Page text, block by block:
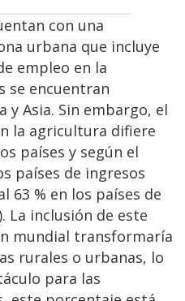
con una
urbana que incluye
empleo en la
se encuentran
Asia. Sin embargo, el
la agricultura difiere
países y según el
países de ingresos
63 % en los países de
La inclusión de este
mundial transformaría
rurales o urbanas, lo
para las